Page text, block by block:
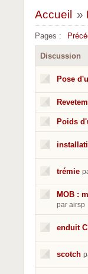
Accueil »
Pages :
Discussion
Pose
Poids
trémie
MOB :
par airsp
enduit
scotch